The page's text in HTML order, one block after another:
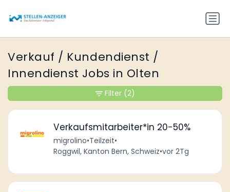
Verkauf / Kundendienst /
Innendienst Jobs in Olten
Verkaufsmitarbeiter*in 20-50%
migrolino•Teilzeit•
Roggwil, Kanton Bern, Schweiz•vor 2Tg
Filter (2)